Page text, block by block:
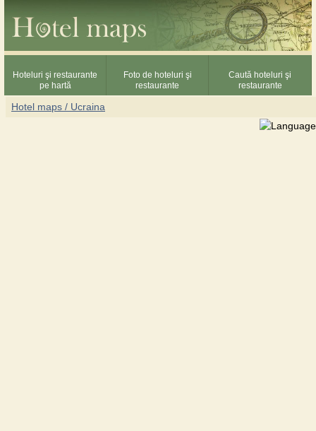
Hoteluri şi restaurante
pe hartă
Foto de hoteluri şi
restaurante
Caută hoteluri şi
restaurante
Hotel maps / Ucraina